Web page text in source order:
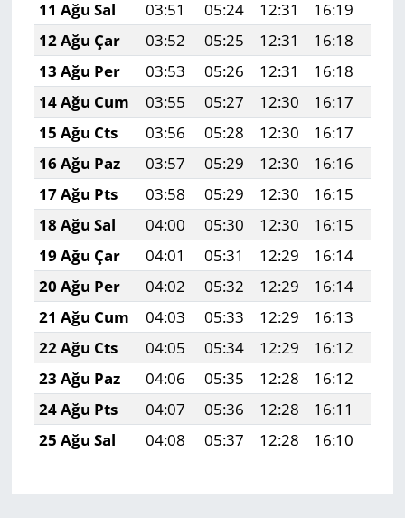
11 Ağu Sal 03:51 05:24 12:31 16:19
12 Ağu Çar
03:52 05:25 12:31 16:18
13 Ağu Per
03:53 05:26 12:31 16:18
14 Ağu Cum
03:55 05:27 12:30 16:17
15 Ağu Cts
03:56 05:28 12:30 16:17
16 Ağu Paz
03:57 05:29 12:30 16:16
17 Ağu Pts
03:58 05:29 12:30 16:15
18 Ağu Sal
04:00 05:30 12:30 16:15
19 Ağu Çar
04:01 05:31 12:29 16:14
20 Ağu Per
04:02 05:32 12:29 16:14
21 Ağu Cum
04:03 05:33 12:29 16:13
22 Ağu Cts
04:05 05:34 12:29 16:12
23 Ağu Paz
04:06 05:35 12:28 16:12
24 Ağu Pts
04:07 05:36 12:28 16:11
25 Ağu Sal
04:08 05:37 12:28 16:10